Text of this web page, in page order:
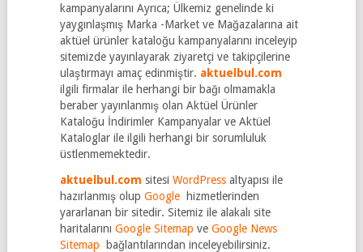
kampanyalarını Ayrıca; Ülkemiz genelinde ki
yaygınlaşmış Marka -Market ve Mağazalarına ait
aktüel ürünler kataloğu kampanyalarını inceleyip
sitemizde yayınlayarak ziyaretçi ve takipçilerine
ulaştırmayı amaç edinmiştir. aktuelbul.com
ilgili firmalar ile herhangi bir bağı olmamakla
beraber yayınlanmış olan Aktüel Ürünler
Kataloğu İndirimler Kampanyalar ve Aktüel
Kataloglar ile ilgili herhangi bir sorumluluk
üstlenmemektedir.
aktuelbul.com sitesi WordPressaltyapısı ile
hazırlanmış olup Googlehizmetlerinden
yararlanan bir sitedir. Sitemiz ile alakalı site
haritalarını Google Sitemap ve Google News
Sitemap
bağlantılarından inceleyebilirsiniz.